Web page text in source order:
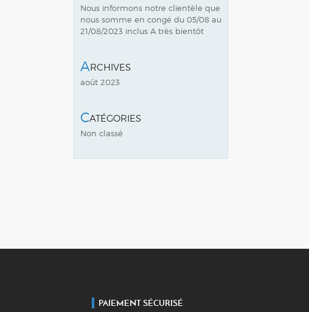
Nous informons notre clientèle que
nous somme en congé du 05/08 au
21/08/2023 inclus A très bientôt
Archives
août 2023
Catégories
Non classé
PAIEMENT SÉCURISÉ